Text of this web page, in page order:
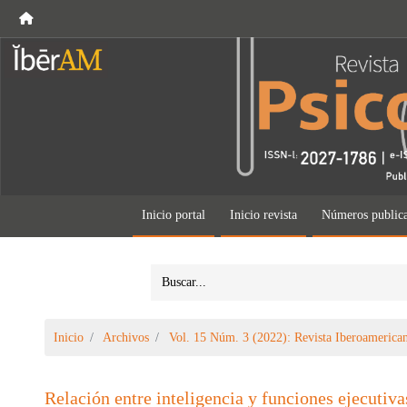
Inicio portal Inicio revista Números
Inicio Archivos Vol. 15 Núm. 3 (2022): Revista
Relación entre inteligencia y funciones